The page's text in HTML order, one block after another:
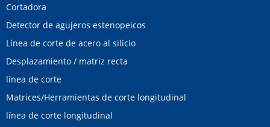
Cortadora
Detector de agujeros estenopeicos
Línea de corte de acero al silicio
Desplazamiento / matriz recta
línea de corte
Matrices/Herramientas de corte longitudinal
línea de corte longitudinal